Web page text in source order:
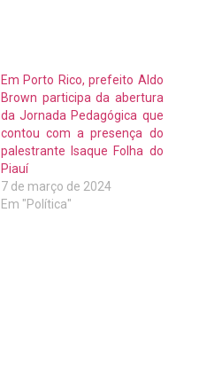
Em Porto Rico, prefeito Aldo
Brown participa da abertura
da Jornada Pedagógica que
contou com a presença do
palestrante Isaque Folha do
Piauí
7 de março de 2024
Em "Política"